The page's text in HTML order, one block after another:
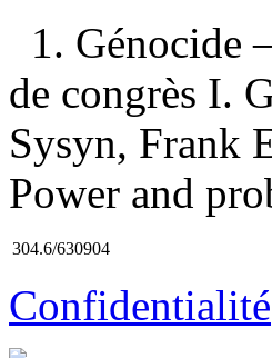
1.
de congrès I.
Sysyn, Frank
Power and
304.6/630904
Confidentialité